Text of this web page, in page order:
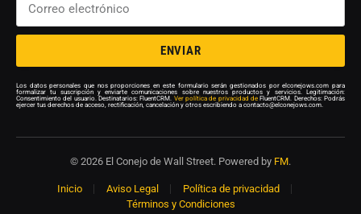
ENVIAR
Los datos personales que nos proporciones en este formulario serán gestionados por elconejows.com para
formalizar tu suscripción y enviarte comunicaciones sobre nuestros productos y servicios. Legitimación:
Consentimiento del usuario. Destinatarios: FluentCRM. Ver política de privacidad de FluentCRM. Derechos: Podrás
ejercer tus derechos de acceso, rectificación, cancelación y otros escribiendo a contacto@elconejows.com.
© 2026 El Conejo de Wall Street. Powered by FM.
Inicio Aviso Legal
Política de privacidad
Términos y Condiciones